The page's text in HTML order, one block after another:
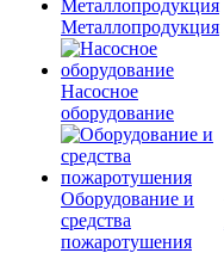
Металлопродукция
Насосное
оборудование
Оборудование и
средства
пожаротушения